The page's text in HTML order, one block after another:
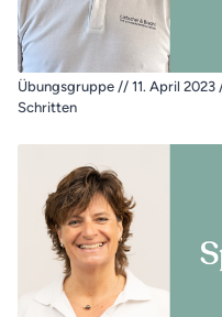
Übungsgruppe // 11. April
Schritten